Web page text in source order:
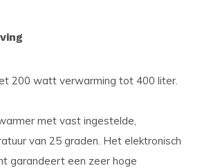
200 watt verwarming tot 400 liter.
met vast ingestelde,
van 25 graden. Het elektronisch
garandeert een zeer hoge